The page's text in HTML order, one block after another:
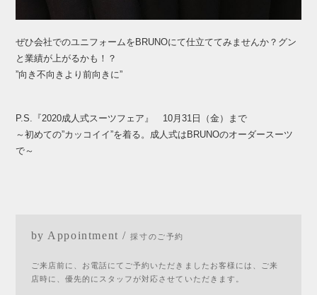
ぜひ会社でのユニフォームをBRUNOにて仕立ててみませんか？グン
と業績が上がるかも！？
”向き不向きより前向きに”
P.S.『2020成人式スーツフェア』 10月31日（金）まで
～初めての”カッコイイ”を着る。成人式はBRUNOのオーダースーツ
で～
by Appointment /採寸のご予約
ご来店前に、お電話にてご予約いただきましたお客様には、ご来
店時に、優先的にスタッフが対応させていただきます。